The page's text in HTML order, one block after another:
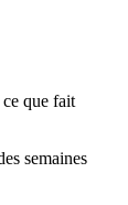
que fait
semaines